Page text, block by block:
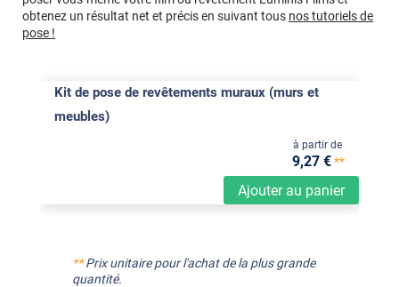
obtenez un résultat net et précis en suivant tous nos tutoriels de
pose !
Kit de pose de revêtements muraux (murs et
meubles)
Ajouter au panier
à partir de
9,27 €**
**Prix unitaire pour l'achat de la plus grande
quantité.